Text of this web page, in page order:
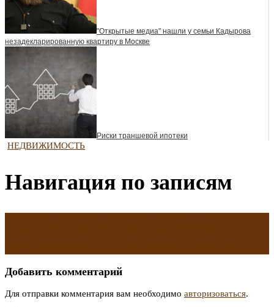
"Открытые медиа" нашли у семьи Кадырова
незадекларированную квартиру в Москве
Риски траншевой ипотеки
НЕДВИЖИМОСТЬ
Навигация по записям
Добавить комментарий
Для отправки комментария вам необходимо авторизоваться.